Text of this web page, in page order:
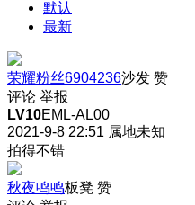
默认
最新
荣耀粉丝6904236沙发 赞
评论 举报
LV10EML-AL00
2021-9-8 22:51 属地未知
拍得不错
秋夜鸣鸣板凳 赞